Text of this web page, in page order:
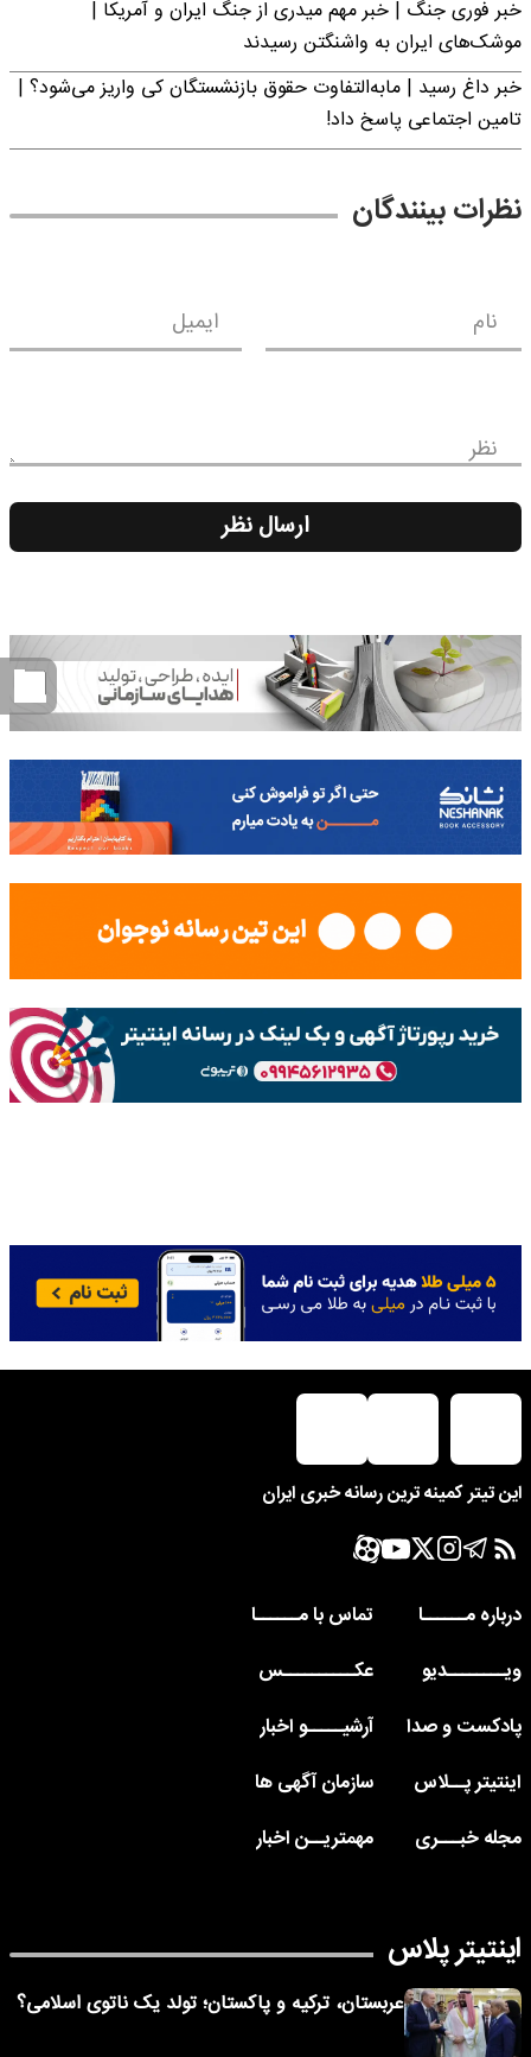
خبر فوری جنگ | خبر مهم میدری از جنگ ایران و آمریکا |
موشک‌های ایران به واشنگتن رسیدند
خبر داغ رسید | مابه‌التفاوت حقوق بازنشستگان کی واریز می‌شود؟ |
تامین اجتماعی پاسخ داد!
نظرات بینندگان
نام ایمیل
نظر
ارسال نظر
این تیتر کمینه ترین رسانه خبری ایران
درباره مــــــا
تماس با مــــــا
ویــــــــدیو
عکــــــــــس
پادکست و صدا
آرشیـــــو اخبار
اینتیتر پــلاس
سازمان آگهی ها
مجله خبـــری
مهمتریــن اخبار
اینتیتر پلاس
عربستان، ترکیه و پاکستان؛ تولد یک ناتوی اسلامی؟